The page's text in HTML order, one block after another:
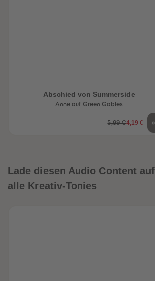
Abschied von Summerside
Anne auf Green Gables
5,99 €4,19 €
Lade diesen Audio Content auf
alle Kreativ-Tonies